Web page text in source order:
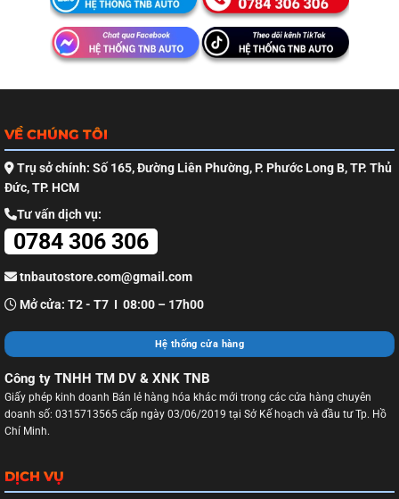
VỀ CHÚNG TÔI
Trụ sở chính: Số 165, Đường Liên Phường, P. Phước Long B, TP. Thủ
Đức, TP. HCM
Tư vấn dịch vụ:
0784 306 306
tnbautostore.com@gmail.com
Mở cửa: T2 - T7 I 08:00 – 17h00
Hệ thống cửa hàng
Công ty TNHH TM DV & XNK TNB
Giấy phép kinh doanh Bán lẻ hàng hóa khác mới trong các cửa hàng chuyên
doanh số: 0315713565 cấp ngày 03/06/2019 tại Sở Kế hoạch và đầu tư Tp. Hồ
Chí Minh.
DỊCH VỤ